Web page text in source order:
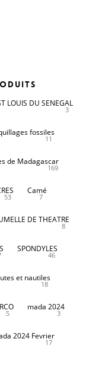
LOUIS DU SENEGAL
3
fossiles
11
de Madagascar
169
53
Camé
7
DE THEATRE
8
SPONDYLES
46
et nautiles
18
5
mada 2024
3
2024 Fevrier
17